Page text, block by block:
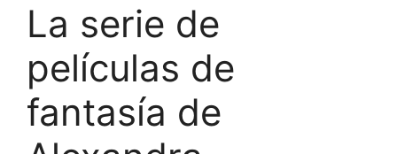
La serie de
películas de
fantasía de